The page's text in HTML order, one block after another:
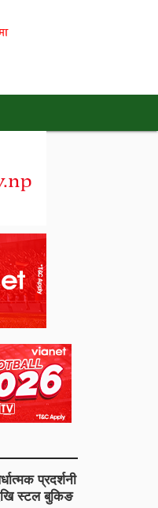
प्रदर्शनी
स्टल बुकिङ